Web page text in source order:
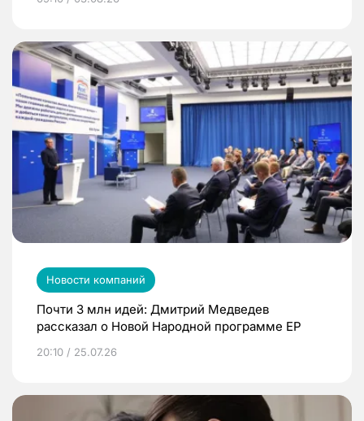
Новости компаний
Почти 3 млн идей: Дмитрий Медведев
рассказал о Новой Народной программе ЕР
20:10 / 25.07.26